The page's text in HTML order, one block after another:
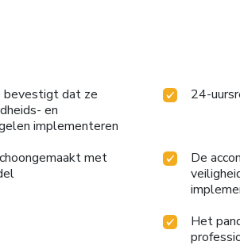
bevestigt dat ze
en
implementeren
24-
met
De
Het